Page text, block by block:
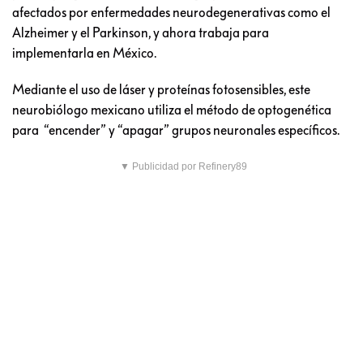
afectados por enfermedades neurodegenerativas como el
Alzheimer y el Parkinson, y ahora trabaja para
implementarla en México.
Mediante el uso de láser y proteínas fotosensibles, este
neurobiólogo mexicano utiliza el método de optogenética
para “encender” y “apagar” grupos neuronales específicos.
▼ Publicidad por Refinery89